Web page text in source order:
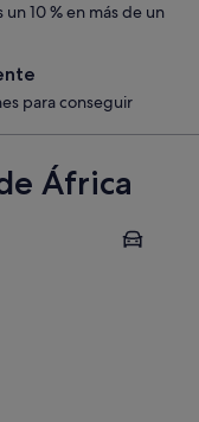
10 % en más de un
para conseguir
África
Marrakech